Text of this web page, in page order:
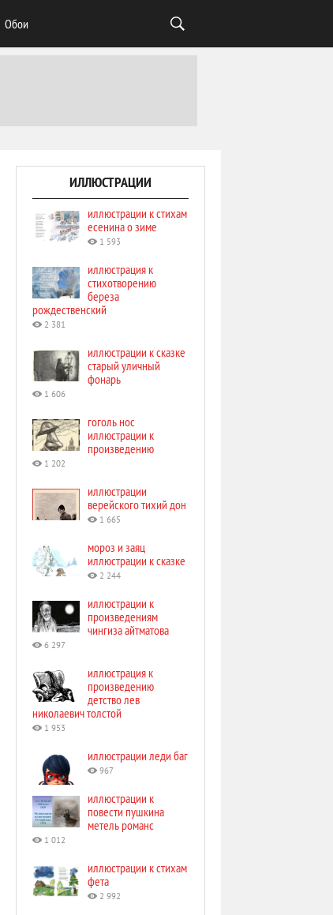
Обои
ИЛЛЮСТРАЦИИ
иллюстрации к стихам
есенина о зиме
1 593
иллюстрация к
стихотворению
береза
рождественский
2 381
иллюстрации к сказке
старый уличный
фонарь
1 606
гоголь нос
иллюстрации к
произведению
1 202
иллюстрации
верейского тихий дон
1 665
мороз и заяц
иллюстрации к сказке
2 244
иллюстрации к
произведениям
чингиза айтматова
6 297
иллюстрация к
произведению
детство лев
николаевич толстой
1 953
иллюстрации леди баг
967
иллюстрации к
повести пушкина
метель романс
1 012
иллюстрации к стихам
фета
2 992